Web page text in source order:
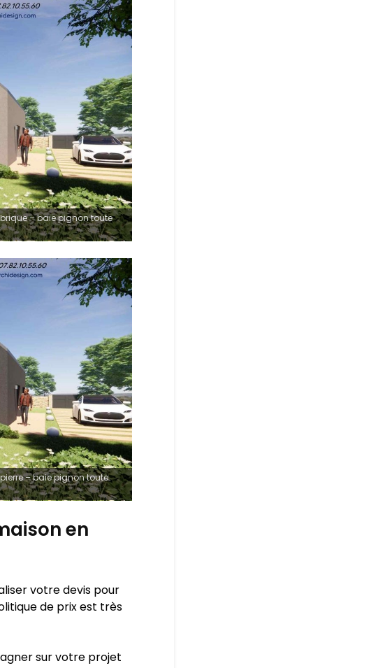
– baie pignon toute
– baie pignon toute
en
votre devis pour
de prix est très
sur votre projet